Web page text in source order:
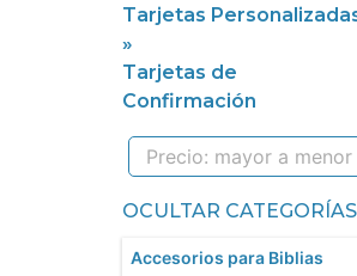
Tarjetas
»
Tarjetas de
Confirmación
OCULTAR CATEGORÍAS
Accesorios para Biblias